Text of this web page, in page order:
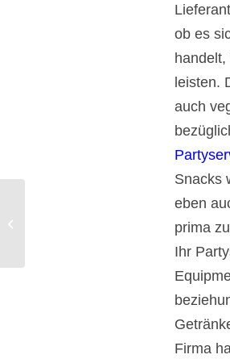
ob es
leisten.
auch
Snacks
eben
prima
Ihr
Firma
Weismain Catering und Partyservice.